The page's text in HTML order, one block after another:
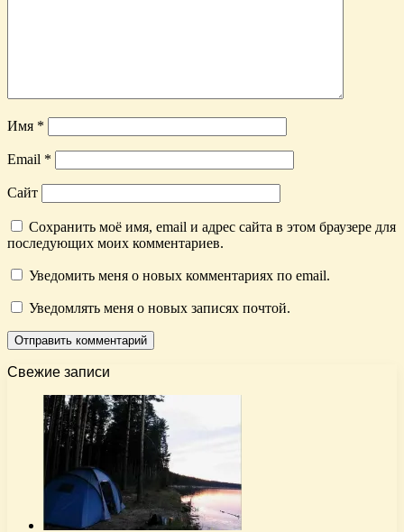
Имя *
Email *
Сайт
Сохранить моё имя, email и адрес сайта в этом браузере для
последующих моих комментариев.
Уведомить меня о новых комментариях по email.
Уведомлять меня о новых записях почтой.
Свежие записи